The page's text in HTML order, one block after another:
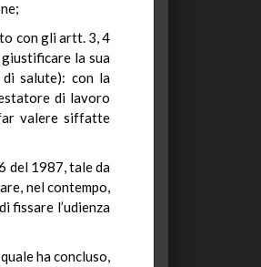
con gli artt. 3, 4
la sua
di salute): con la
di lavoro
valere siffatte
del 1987, tale da
nel contempo,
fissare l’udienza
ha concluso,